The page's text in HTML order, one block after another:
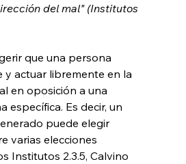
del mal" (Institutos
que una persona
y actuar libremente en la
en oposición a una
específica. Es decir, un
puede elegir
varias elecciones
Institutos 2.3.5, Calvino